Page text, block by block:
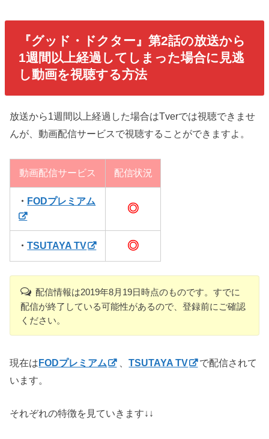
『グッド・ドクター』第2話の放送から
1週間以上経過してしまった場合に見逃
し動画を視聴する方法
放送から1週間以上経過した場合はTverでは視聴できませ
んが、動画配信サービスで視聴することができますよ。
動画配信サービス 配信状況
・ FODプレミアム
◎
・TSUTAYA TV ◎
配信情報は2019年8月19日時点のものです。すでに
配信が終了している可能性があるので、登録前にご確認
ください。
現在は FODプレミアム 、TSUTAYA TV
で配信されて
います。
それぞれの特徴を見ていきます↓↓